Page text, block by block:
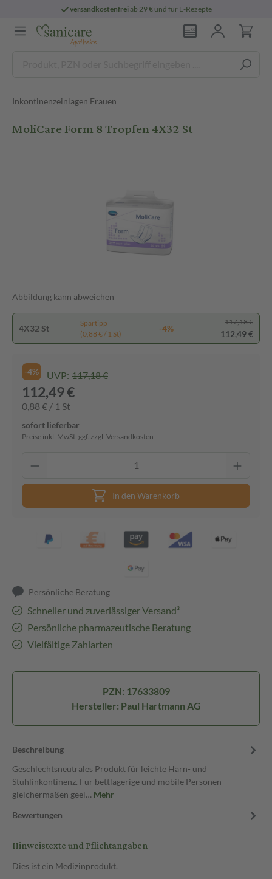
versandkostenfreiab 29 € und für E-Rezepte
Inkontinenzeinlagen Frauen
MoliCare Form 8 Tropfen 4X32 St
Abbildung kann abweichen
4X32 St
Spartipp
(0,88 € / 1 St)
-4%
117,18 €
112,49 €
-4% UVP: 117,18 €
112,49 €
0,88 € / 1 St
sofort lieferbar
Preise inkl. MwSt. ggf. zzgl. Versandkosten
In den Warenkorb
Persönliche Beratung
Schneller und zuverlässiger Versand³
Persönliche pharmazeutische Beratung
Vielfältige Zahlarten
PZN: 17633809
Hersteller: Paul Hartmann AG
Beschreibung
Geschlechtsneutrales Produkt für leichte Harn- und
Stuhlinkontinenz. Für bettlägerige und mobile Personen
gleichermaßen geei… Mehr
Bewertungen
Hinweistexte und Pflichtangaben
Dies ist ein Medizinprodukt.